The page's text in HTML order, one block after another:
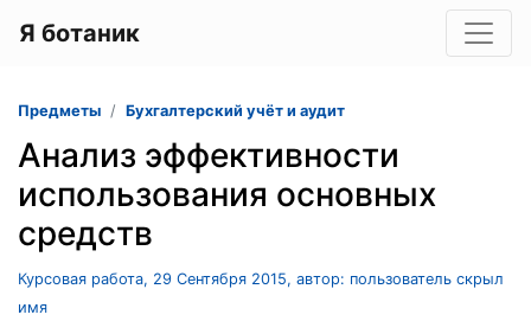
Я ботаник
Предметы Бухгалтерский учёт и аудит
Анализ эффективности
использования основных
средств
Курсовая работа, 29 Сентября 2015, автор: пользователь скрыл
имя